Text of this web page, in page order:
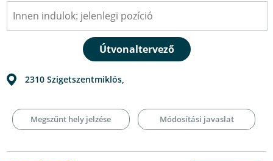
2310 Szigetszentmiklós,
Megszűnt hely jelzése Módosítási javaslat